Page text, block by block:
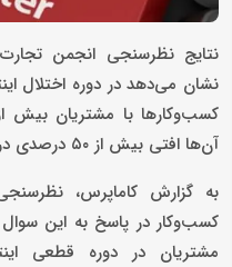
نتایج نظرسنجی انجمن
آن‌ها افتی بیش از ۵۰ درصدی در فروش را تجربه کرده‌اند.
به گزارش کاماپرس،
کسب‌وکار در پاسخ به این سوال